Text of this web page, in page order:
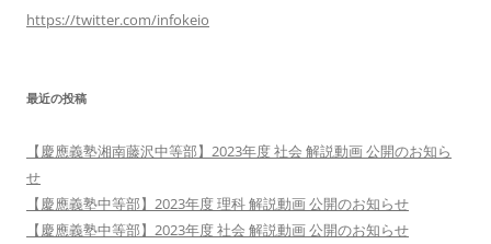
https://twitter.com/infokeio
最近の投稿
【慶應義塾湘南藤沢中等部】2023年度 社会 解説動画 公開のお知ら
せ
【慶應義塾中等部】2023年度 理科 解説動画 公開のお知らせ
【慶應義塾中等部】2023年度 社会 解説動画 公開のお知らせ